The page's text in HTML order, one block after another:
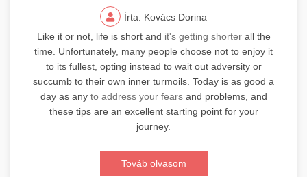
Írta: Kovács Dorina
Like it or not, life is short and it's getting shorterall the
time. Unfortunately, many people choose not to enjoy it
to its fullest, opting instead to wait out adversity or
succumb to their own inner turmoils. Today is as good a
day as any to address your fearsand problems, and
these tips are an excellent starting point for your
journey.
Továb olvasom